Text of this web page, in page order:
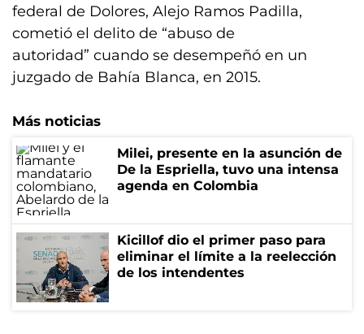
federal de Dolores, Alejo Ramos Padilla,
cometió el delito de “abuso de
autoridad” cuando se desempeñó en un
juzgado de Bahía Blanca, en 2015.
Más noticias
Milei, presente en la asunción de
De la Espriella, tuvo una intensa
agenda en Colombia
Kicillof dio el primer paso para
eliminar el límite a la reelección
de los intendentes